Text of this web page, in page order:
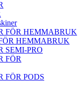
FÖR HEMMABRUK
HEMMABRUK
SEMI-PRO
FÖR
FÖR PODS